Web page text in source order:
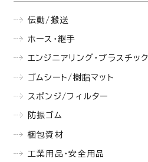
伝動/搬送
ホース・継手
エンジニアリング・プラスチック
ゴムシート/樹脂マット
スポンジ/フィルター
防振ゴム
梱包資材
工業用品・安全用品